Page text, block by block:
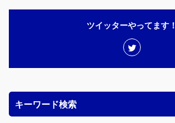
ツイッターやってます！
キーワード検索